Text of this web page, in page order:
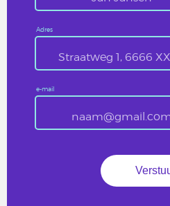
Adres
e-mail